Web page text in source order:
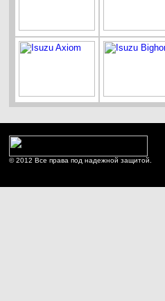
© 2012 Все права под надежной защитой.